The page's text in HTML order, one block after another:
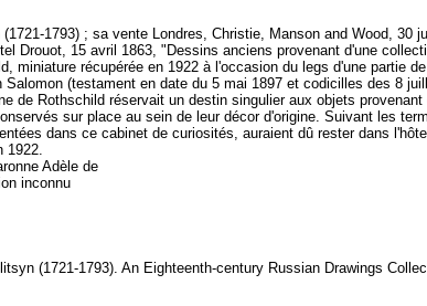
1793) ; sa vente Londres, Christie, Manson and Wood, 30
Drouot, 15 avril 1863, "Dessins anciens provenant d'une
miniature récupérée en 1922 à l'occasion du legs d'une partie
(testament en date du 5 mai 1897 et codicilles des 8
de Rothschild réservait un destin singulier aux objets
sur place au sein de leur décor d'origine. Suivant les
dans ce cabinet de curiosités, auraient dû rester dans
1922.
Adèle de
inconnu
(1721-1793). An Eighteenth-century Russian Drawings